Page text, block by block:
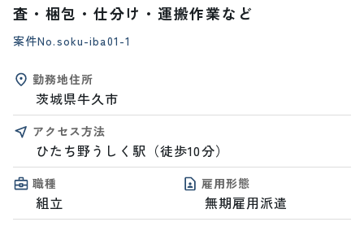
査・梱包・仕分け・運搬作業など
案件No.soku-iba01-1
勤務地住所
茨城県牛久市
アクセス方法
ひたち野うしく駅（徒歩10分）
職種
組立
雇用形態
無期雇用派遣